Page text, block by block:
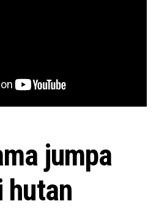
jumpa
hutan